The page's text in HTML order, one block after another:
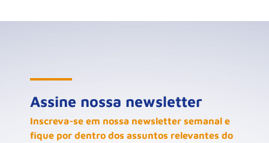
Assine nossa newsletter
Inscreva-se em nossa newsletter semanal e
fique por dentro dos assuntos relevantes do